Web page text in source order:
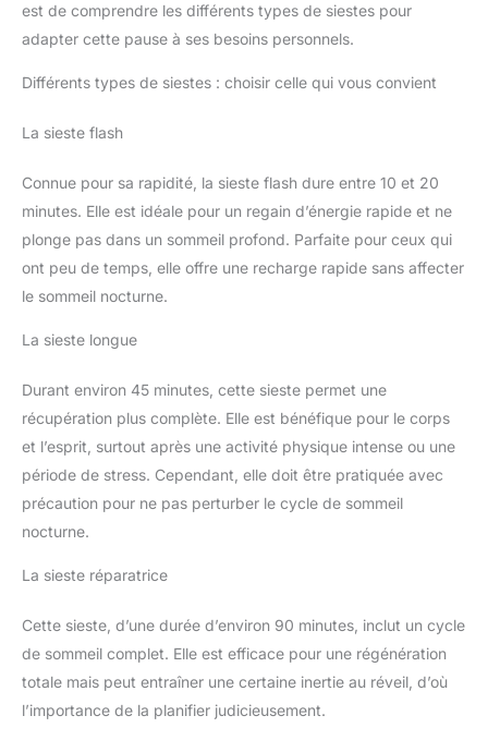
est de comprendre les différents types de siestes pour
adapter cette pause à ses besoins personnels.
Différents types de siestes : choisir celle qui vous convient
La sieste flash
Connue pour sa rapidité, la sieste flash dure entre 10 et 20
minutes. Elle est idéale pour un regain d’énergie rapide et ne
plonge pas dans un sommeil profond. Parfaite pour ceux qui
ont peu de temps, elle offre une recharge rapide sans affecter
le sommeil nocturne.
La sieste longue
Durant environ 45 minutes, cette sieste permet une
récupération plus complète. Elle est bénéfique pour le corps
et l’esprit, surtout après une activité physique intense ou une
période de stress. Cependant, elle doit être pratiquée avec
précaution pour ne pas perturber le cycle de sommeil
nocturne.
La sieste réparatrice
Cette sieste, d’une durée d’environ 90 minutes, inclut un cycle
de sommeil complet. Elle est efficace pour une régénération
totale mais peut entraîner une certaine inertie au réveil, d’où
l’importance de la planifier judicieusement.